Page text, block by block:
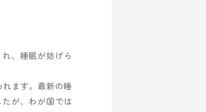
、睡眠が妨げら
ます。最新の睡
が、わが国では